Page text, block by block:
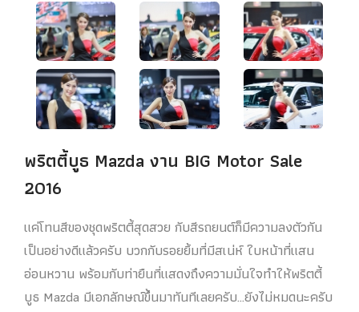
พริตตี้บูธ Mazda งาน BIG Motor Sale
2016
แค่โทนสีของชุดพริตตี้สุดสวย กับสีรถยนต์ก็มีความลงตัวกัน
เป็นอย่างดีแล้วครับ บวกกับรอยยิ้มที่มีสเน่ห์ ใบหน้าที่แสน
อ่อนหวาน พร้อมกับท่ายืนที่แสดงถึงความมั่นใจทำให้พริตตี้
บูธ Mazda มีเอกลักษณ์ขึ้นมาทันทีเลยครับ…ยังไม่หมดนะครับ